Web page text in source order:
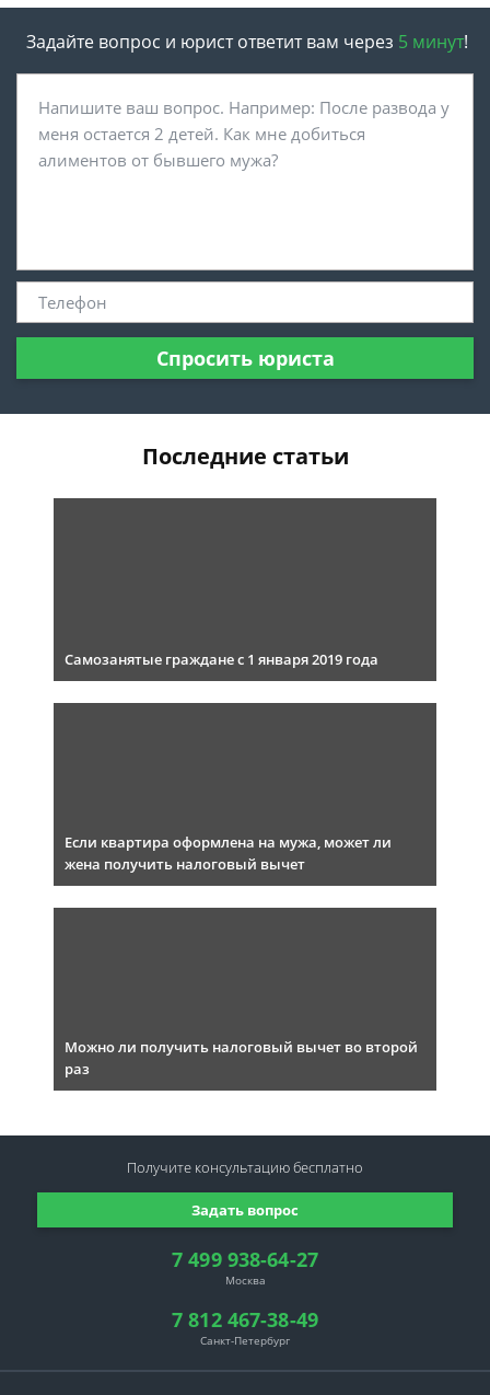
Задайте вопрос и юрист ответит вам через 5 минут!
Спросить юриста
Последние статьи
Самозанятые граждане с 1 января 2019 года
Если квартира оформлена на мужа, может ли
жена получить налоговый вычет
Можно ли получить налоговый вычет во второй
раз
7 499 938-64-27
Москва
7 812 467-38-49
Санкт-Петербург
Задать вопрос
Получите консультациюбесплатно